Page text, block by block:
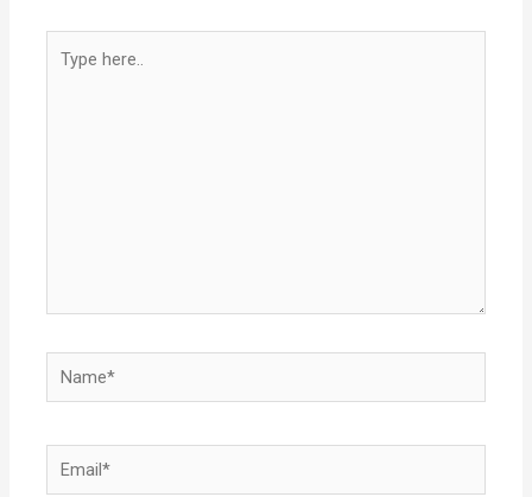
Name*
Email*